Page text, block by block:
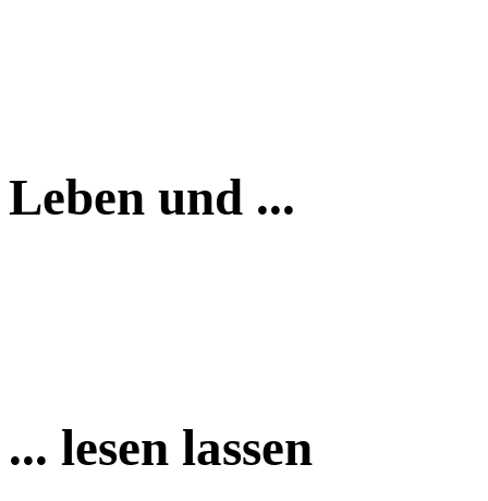
Leben und ...
... lesen lassen